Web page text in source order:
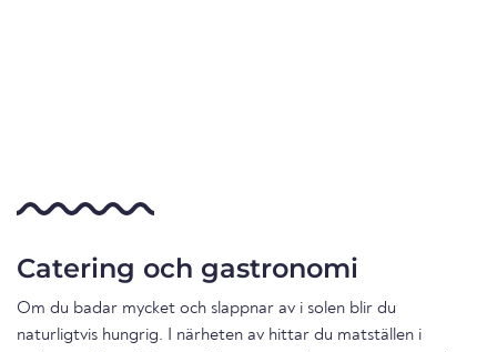
Catering och gastronomi
Om du badar mycket och slappnar av i solen blir du
naturligtvis hungrig. I närheten av hittar du matställen i